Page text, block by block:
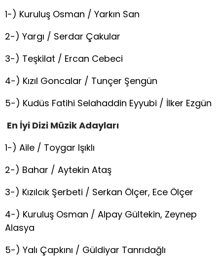
1-) Kuruluş Osman / Yarkın San
2-) Yargı / Serdar Çakular
3-) Teşkilat / Ercan Cebeci
4-) Kızıl Goncalar / Tunçer Şengün
5-) Kudüs Fatihi Selahaddin Eyyubi / İlker Ezgün
En İyi Dizi MüzikAdayları
1-) Aile / Toygar Işıklı
2-) Bahar / Aytekin Ataş
3-) Kızılcık Şerbeti / Serkan Ölçer, Ece Ölçer
4-) Kuruluş Osman / Alpay Gültekin, Zeynep
Alasya
5-) Yalı Çapkını / Güldiyar Tanrıdağlı